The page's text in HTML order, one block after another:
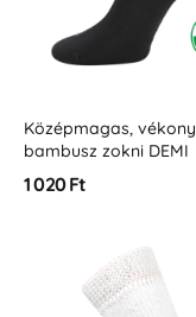
Középmagas, vékony
bambusz zokni DEMI
vékony
1 020 Ft